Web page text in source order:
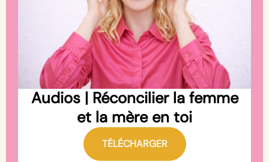
Audios | Réconcilier la femme
et la mère en toi
TÉLÉCHARGER